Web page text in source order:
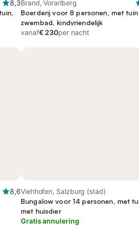
8,3Brand, Vorarlberg
Boerderij voor 8 personen, met tuin
zwembad, kindvriendelijk
vanaf€ 230per nacht
8,6Viehhofen, Salzburg (stad)
Bungalow voor 14 personen, met
met huisdier
Gratis annulering